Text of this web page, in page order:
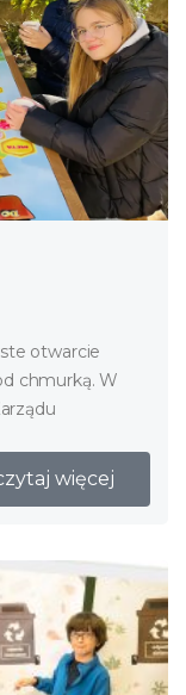
otwarcie
chmurką. W
więcej